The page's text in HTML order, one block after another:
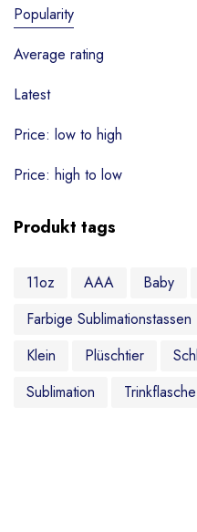
Wohndekoration
Schlüsselanhänger
Puzzle & Spiele
Zubehör
Ohne Kategorie
Popularity
Average rating
Latest
Price: low to high
Price: high to low
Produkt tags
11oz AAA Baby
Farbige Sublimationstassen
Klein
Plüschtier
Sublimation
Trinkflasche